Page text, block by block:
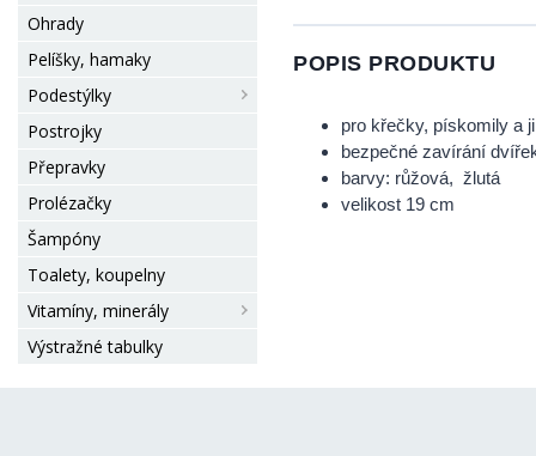
Ohrady
Pelíšky, hamaky
Podestýlky
Postrojky
Přepravky
Prolézačky
Šampóny
Toalety, koupelny
Vitamíny, minerály
Výstražné tabulky
POPIS PRODUKTU
pro křečky, pískomily a
bezpečné zavírání
barvy: růžová, žlutá
velikost 19 cm